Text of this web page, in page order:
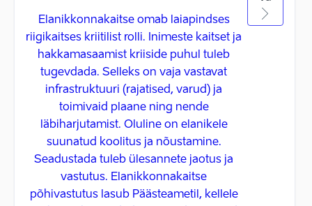
väärtustada kõiki neid vabadusi, mille eest Ukraina
praegu võitleb. Meie mets, meie loodus, meie vabadus ja
suurim vara – iseseisev riik – on kindlalt hoitud."
Elanikkonnakaitse omab laiapindses
riigikaitses kriitilist rolli. Inimeste kaitset ja
hakkamasaamist kriiside puhul tuleb
tugevdada. Selleks on vaja vastavat
infrastruktuuri (rajatised, varud) ja
toimivaid plaane ning nende
läbiharjutamist. Oluline on elanikele
suunatud koolitus ja nõustamine.
Seadustada tuleb ülesannete jaotus ja
vastutus. Elanikkonnakaitse
põhivastutus lasub Päästeametil, kellele